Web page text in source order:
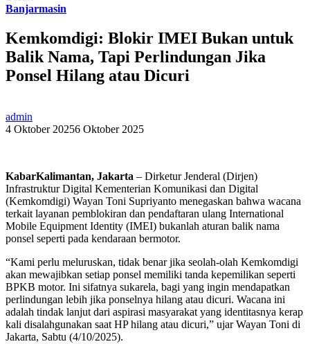
Banjarmasin
Kemkomdigi: Blokir IMEI Bukan untuk
Balik Nama, Tapi Perlindungan Jika
Ponsel Hilang atau Dicuri
admin
4 Oktober 20256 Oktober 2025
KabarKalimantan, Jakarta – Dirketur Jenderal (Dirjen)
Infrastruktur Digital Kementerian Komunikasi dan Digital
(Kemkomdigi) Wayan Toni Supriyanto menegaskan bahwa wacana
terkait layanan pemblokiran dan pendaftaran ulang International
Mobile Equipment Identity (IMEI) bukanlah aturan balik nama
ponsel seperti pada kendaraan bermotor.
“Kami perlu meluruskan, tidak benar jika seolah-olah Kemkomdigi
akan mewajibkan setiap ponsel memiliki tanda kepemilikan seperti
BPKB motor. Ini sifatnya sukarela, bagi yang ingin mendapatkan
perlindungan lebih jika ponselnya hilang atau dicuri. Wacana ini
adalah tindak lanjut dari aspirasi masyarakat yang identitasnya kerap
kali disalahgunakan saat HP hilang atau dicuri,” ujar Wayan Toni di
Jakarta, Sabtu (4/10/2025).